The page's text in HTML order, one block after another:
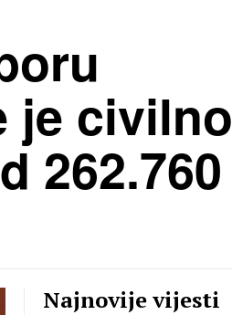
je civilno
262.760
Najnovije vijesti